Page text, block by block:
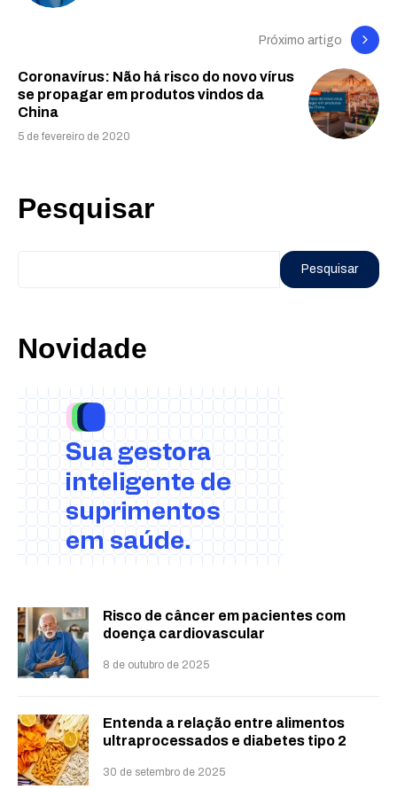
Próximo artigo
Coronavírus: Não há risco do novo vírus
se propagar em produtos vindos da
China
5 de fevereiro de 2020
Pesquisar
Pesquisar
Novidade
Risco de câncer em pacientes com
doença cardiovascular
8 de outubro de 2025
Entenda a relação entre alimentos
ultraprocessados e diabetes tipo 2
30 de setembro de 2025